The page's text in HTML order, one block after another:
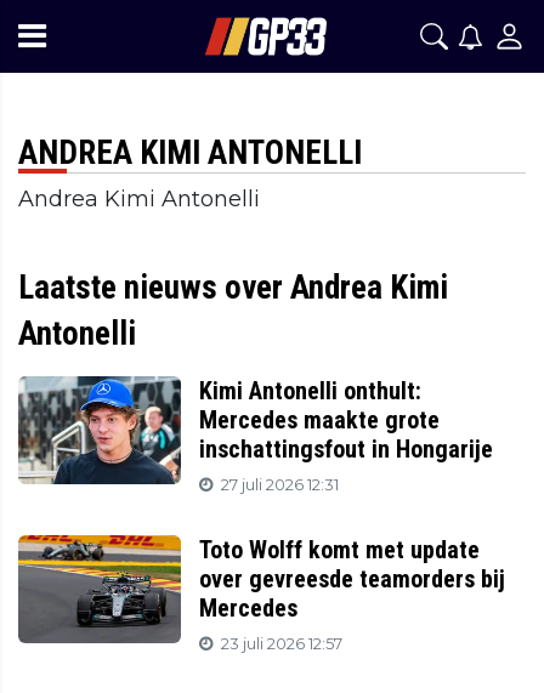
ANDREA KIMI ANTONELLI
Andrea Kimi Antonelli
Laatste nieuws over Andrea Kimi
Antonelli
Kimi Antonelli onthult:
Mercedes maakte grote
inschattingsfout in Hongarije
27 juli 2026 12:31
Toto Wolff komt met update
over gevreesde teamorders bij
Mercedes
23 juli 2026 12:57